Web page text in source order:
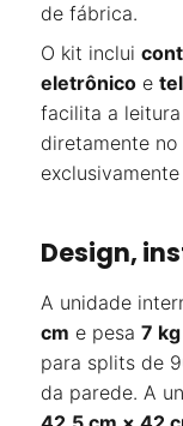
de fábrica.
O kit inclui
eletrônico e
facilita a
diretamente
Design,
A unidade
cm e pesa 7 kg
para splits de
da parede. A